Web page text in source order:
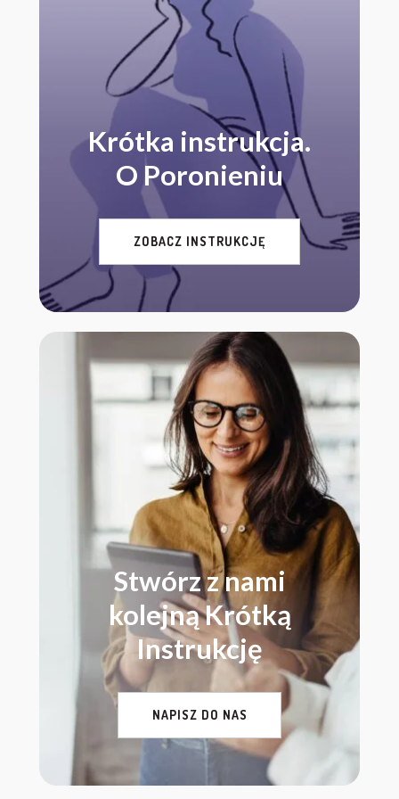
Krótka instrukcja.
O Poronieniu
ZOBACZ INSTRUKCJĘ
Stwórz z nami
kolejną Krótką
Instrukcję
NAPISZ DO NAS